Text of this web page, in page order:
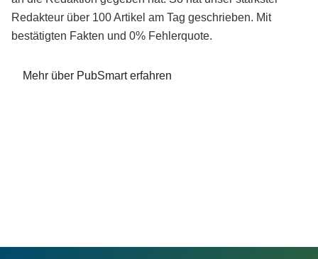
Redakteur über 100 Artikel am Tag geschrieben. Mit
bestätigten Fakten und 0% Fehlerquote.
Mehr über PubSmart erfahren